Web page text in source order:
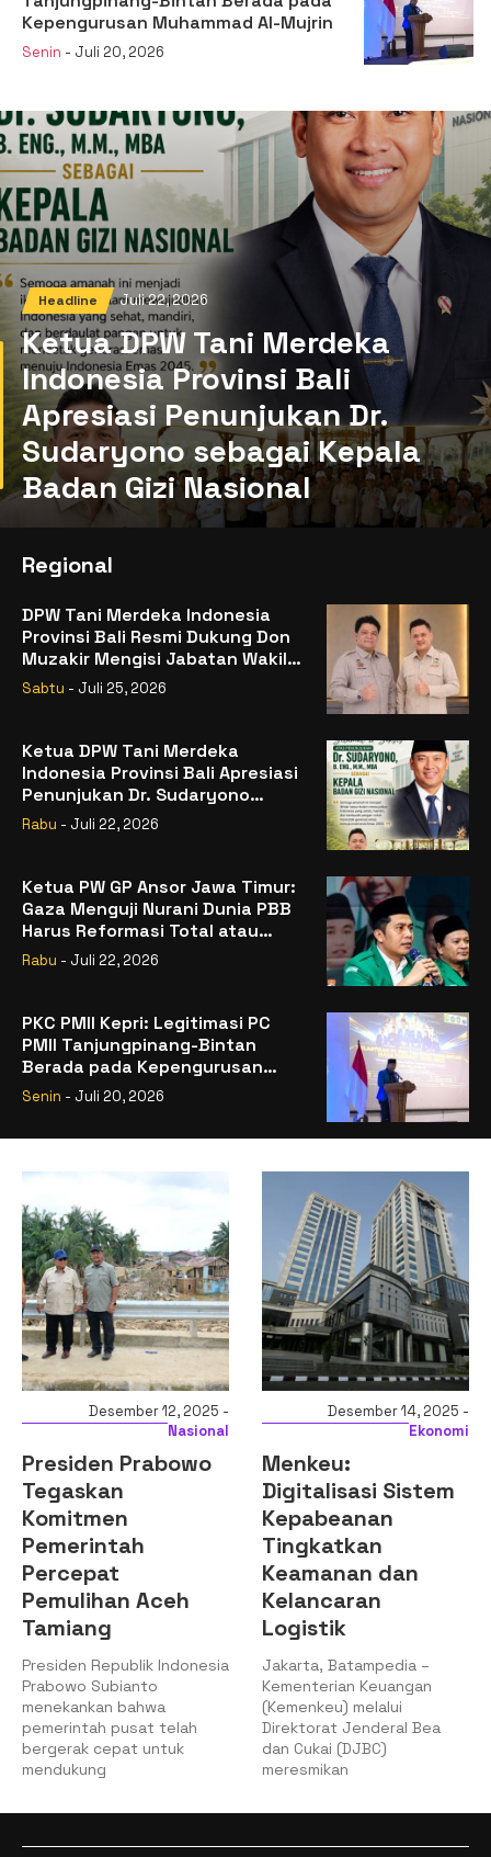
Kepengurusan Muhammad Al-Mujrin
Senin - Juli 20, 2026
Headline Juli 22, 2026
Ketua DPW Tani Merdeka
Indonesia Provinsi Bali
Apresiasi Penunjukan Dr.
Sudaryono sebagai Kepala
Badan Gizi Nasional
Regional
DPW Tani Merdeka Indonesia
Provinsi Bali Resmi Dukung Don
Muzakir Mengisi Jabatan Wakil
Menteri Pertanian RI
Sabtu - Juli 25, 2026
Ketua DPW Tani Merdeka
Indonesia Provinsi Bali Apresiasi
Penunjukan Dr. Sudaryono
sebagai Kepala Badan Gizi
Rabu - Juli 22, 2026
Ketua PW GP Ansor Jawa Timur:
Gaza Menguji Nurani Dunia PBB
Harus Reformasi Total atau
Kehilangan Legitimasi
Rabu - Juli 22, 2026
PKC PMII Kepri: Legitimasi PC
PMII Tanjungpinang-Bintan
Berada pada Kepengurusan
Muhammad Al-Mujrin
Senin - Juli 20, 2026
Desember 12, 2025 -
Nasional
Presiden Prabowo
Tegaskan
Komitmen
Pemerintah
Percepat
Pemulihan Aceh
Tamiang
Presiden Republik Indonesia
Prabowo Subianto
menekankan bahwa
pemerintah pusat telah
bergerak cepat untuk
mendukung
Desember 14, 2025 -
Ekonomi
Menkeu:
Digitalisasi Sistem
Kepabeanan
Tingkatkan
Keamanan dan
Kelancaran
Logistik
Jakarta, Batampedia –
Kementerian Keuangan
(Kemenkeu) melalui
Direktorat Jenderal Bea
dan Cukai (DJBC)
meresmikan